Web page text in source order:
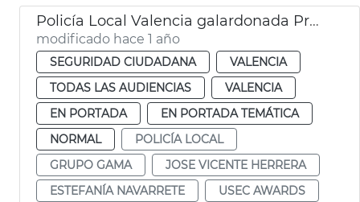
Policía Local Valencia galardonada Premios USEC
modificado hace 1 año
SEGURIDAD CIUDADANA
VALENCIA
TODAS LAS AUDIENCIAS
VALENCIA
EN PORTADA
EN PORTADA TEMÁTICA
NORMAL
POLICÍA LOCAL
GRUPO GAMA
JOSE VICENTE HERRERA
ESTEFANÍA NAVARRETE
USEC AWARDS